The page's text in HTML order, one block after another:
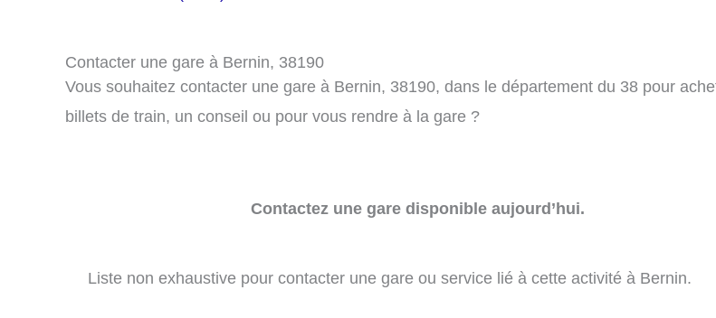
Contacter une gare à Bernin, 38190
Vous souhaitez contacter une gare à Bernin, 38190, dans le département du 38 pour
billets de train, un conseil ou pour vous rendre à la gare ?
Contactez une gare disponible aujourd’hui.
Liste non exhaustive pour contacter une gare ou service lié à cette activité à Bernin.